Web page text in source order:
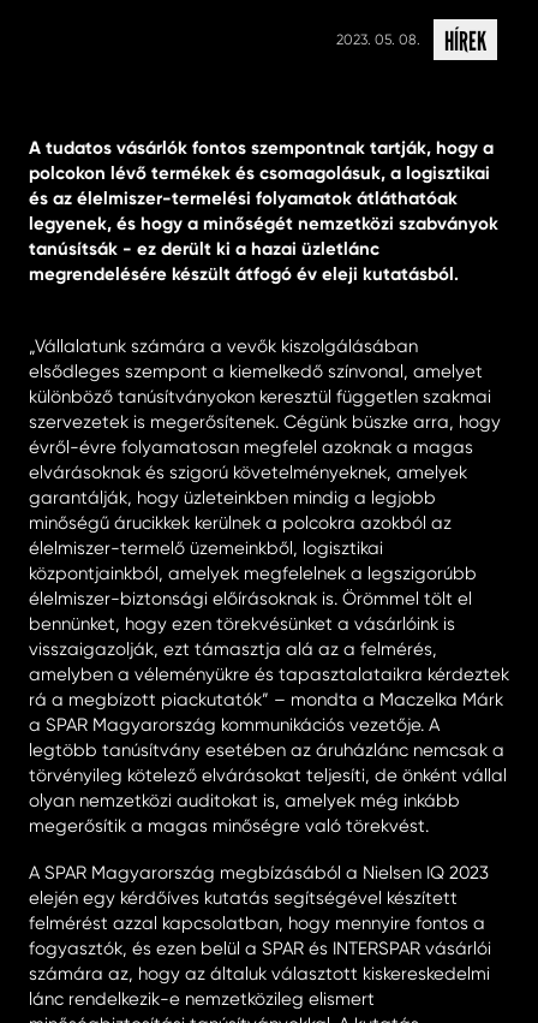
2023. 05. 08. HÍREK
A tudatos vásárlók fontos szempontnak tartják, hogy a
polcokon lévő termékek és csomagolásuk, a logisztikai
és az élelmiszer-termelési folyamatok átláthatóak
legyenek, és hogy a minőségét nemzetközi szabványok
tanúsítsák - ez derült ki a hazai üzletlánc
megrendelésére készült átfogó év eleji kutatásból.
„Vállalatunk számára a vevők kiszolgálásában
elsődleges szempont a kiemelkedő színvonal, amelyet
különböző tanúsítványokon keresztül független szakmai
szervezetek is megerősítenek. Cégünk büszke arra, hogy
évről-évre folyamatosan megfelel azoknak a magas
elvárásoknak és szigorú követelményeknek, amelyek
garantálják, hogy üzleteinkben mindig a legjobb
minőségű árucikkek kerülnek a polcokra azokból az
élelmiszer-termelő üzemeinkből, logisztikai
központjainkból, amelyek megfelelnek a legszigorúbb
élelmiszer-biztonsági előírásoknak is. Örömmel tölt el
bennünket, hogy ezen törekvésünket a vásárlóink is
visszaigazolják, ezt támasztja alá az a felmérés,
amelyben a véleményükre és tapasztalataikra kérdeztek
rá a megbízott piackutatók” – mondta a Maczelka Márk
a SPAR Magyarország kommunikációs vezetője. A
legtöbb tanúsítvány esetében az áruházlánc nemcsak a
törvényileg kötelező elvárásokat teljesíti, de önként vállal
olyan nemzetközi auditokat is, amelyek még inkább
megerősítik a magas minőségre való törekvést.
A SPAR Magyarország megbízásából a Nielsen IQ 2023
elején egy kérdőíves kutatás segítségével készített
felmérést azzal kapcsolatban, hogy mennyire fontos a
fogyasztók, és ezen belül a SPAR és INTERSPAR vásárlói
számára az, hogy az általuk választott kiskereskedelmi
lánc rendelkezik-e nemzetközileg elismert